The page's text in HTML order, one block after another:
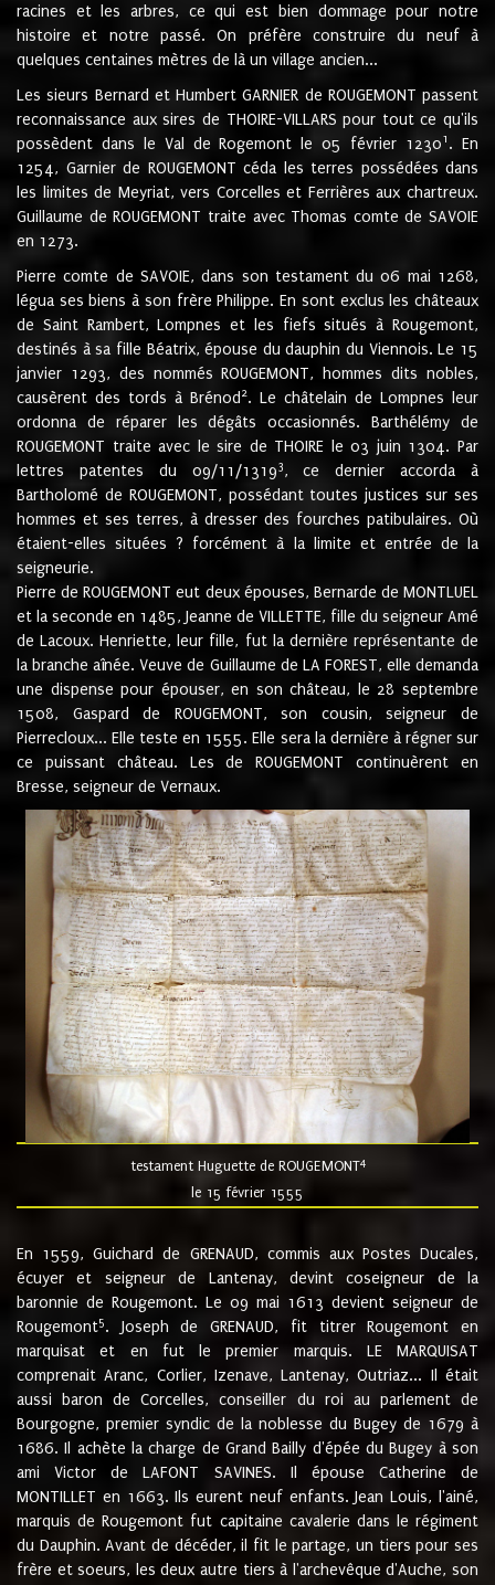
racines et les arbres, ce qui est bien dommage pour notre
histoire et notre passé. On préfère construire du neuf à
quelques centaines mètres de là un village ancien...
Les sieurs Bernard et Humbert GARNIER de ROUGEMONT passent
reconnaissance aux sires de THOIRE-VILLARS pour tout ce qu'ils
possèdent dans le Val de Rogemont le 05 février 12301 . En
1254, Garnier de ROUGEMONT céda les terres possédées dans
les limites de Meyriat, vers Corcelles et Ferrières aux chartreux.
Guillaume de ROUGEMONT traite avec Thomas comte de SAVOIE
en 1273.
Pierre comte de SAVOIE, dans son testament du 06 mai 1268,
légua ses biens à son frère Philippe. En sont exclus les châteaux
de Saint Rambert, Lompnes et les fiefs situés à Rougemont,
destinés à sa fille Béatrix, épouse du dauphin du Viennois. Le 15
janvier 1293, des nommés ROUGEMONT, hommes dits nobles,
causèrent des tords à Brénod 2. Le châtelain de Lompnes leur
ordonna de réparer les dégâts occasionnés. Barthélémy de
ROUGEMONT traite avec le sire de THOIRE le 03 juin 1304. Par
lettres patentes du 09/11/13193, ce dernier accorda à
Bartholomé de ROUGEMONT, possédant toutes justices sur ses
hommes et ses terres, à dresser des fourches patibulaires. Où
étaient-elles situées ? forcément à la limite et entrée de la
seigneurie.
Pierre de ROUGEMONT eut deux épouses, Bernarde de MONTLUEL
et la seconde en 1485, Jeanne de VILLETTE, fille du seigneur Amé
de Lacoux. Henriette, leur fille, fut la dernière représentante de
la branche aînée. Veuve de Guillaume de LA FOREST, elle demanda
une dispense pour épouser, en son château, le 28 septembre
1508, Gaspard de ROUGEMONT, son cousin, seigneur de
Pierrecloux... Elle teste en 1555. Elle sera la dernière à régner sur
ce puissant château. Les de ROUGEMONT continuèrent en
Bresse, seigneur de Vernaux.
testament Huguette de ROUGEMONT4
le 15 février 1555
En 1559, Guichard de GRENAUD, commis aux Postes Ducales,
écuyer et seigneur de Lantenay, devint coseigneur de la
baronnie de Rougemont. Le 09 mai 1613 devient seigneur de
Rougemont5. Joseph de GRENAUD, fit titrer Rougemont en
marquisat et en fut le premier marquis. LE MARQUISAT
comprenait Aranc, Corlier, Izenave, Lantenay, Outriaz... Il était
aussi baron de Corcelles, conseiller du roi au parlement de
Bourgogne, premier syndic de la noblesse du Bugey de 1679 à
1686. Il achète la charge de Grand Bailly d'épée du Bugey à son
ami Victor de LAFONT SAVINES. Il épouse Catherine de
MONTILLET en 1663. Ils eurent neuf enfants. Jean Louis, l'ainé,
marquis de Rougemont fut capitaine cavalerie dans le régiment
du Dauphin. Avant de décéder, il fit le partage, un tiers pour ses
frère et soeurs, les deux autre tiers à l'archevêque d'Auche, son